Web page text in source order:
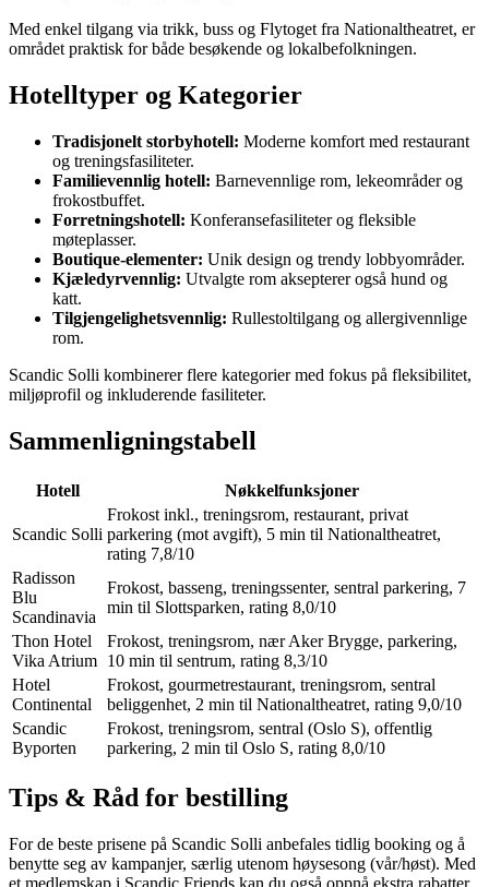
Med enkel tilgang via trikk, buss og Flytoget fra Nationaltheatret, er
området praktisk for både besøkende og lokalbefolkningen.
Hotelltyper og Kategorier
Tradisjonelt storbyhotell: Moderne komfort med restaurant
og treningsfasiliteter.
Familievennlig hotell: Barnevennlige rom, lekeområder og
frokostbuffet.
Forretningshotell: Konferansefasiliteter og fleksible
møteplasser.
Boutique-elementer: Unik design og trendy lobbyområder.
Kjæledyrvennlig: Utvalgte rom aksepterer også hund og
katt.
Tilgjengelighetsvennlig: Rullestoltilgang og allergivennlige
rom.
Scandic Solli kombinerer flere kategorier med fokus på fleksibilitet,
miljøprofil og inkluderende fasiliteter.
Sammenligningstabell
Hotell Nøkkelfunksjoner
Scandic Solli
Frokost inkl., treningsrom, restaurant, privat
parkering (mot avgift), 5 min til Nationaltheatret,
rating 7,8/10
Radisson
Blu
Scandinavia
Frokost, basseng, treningssenter, sentral parkering, 7
min til Slottsparken, rating 8,0/10
Thon Hotel
Vika Atrium
Frokost, treningsrom, nær Aker Brygge, parkering,
10 min til sentrum, rating 8,3/10
Hotel
Continental
Frokost, gourmetrestaurant, treningsrom, sentral
beliggenhet, 2 min til Nationaltheatret, rating 9,0/10
Scandic
Byporten
Frokost, treningsrom, sentral (Oslo S), offentlig
parkering, 2 min til Oslo S, rating 8,0/10
Tips & Råd for bestilling
For de beste prisene på Scandic Solli anbefales tidlig booking og å
benytte seg av kampanjer, særlig utenom høysesong (vår/høst). Med
et medlemskap i Scandic Friends kan du også oppnå ekstra rabatter,